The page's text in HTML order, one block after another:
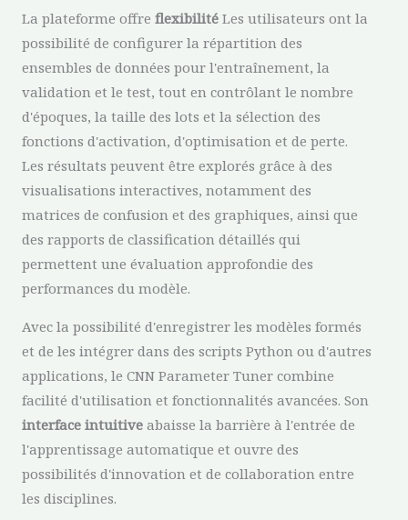
La plateforme offre flexibilité Les utilisateurs ont la
possibilité de configurer la répartition des
ensembles de données pour l'entraînement, la
validation et le test, tout en contrôlant le nombre
d'époques, la taille des lots et la sélection des
fonctions d'activation, d'optimisation et de perte.
Les résultats peuvent être explorés grâce à des
visualisations interactives, notamment des
matrices de confusion et des graphiques, ainsi que
des rapports de classification détaillés qui
permettent une évaluation approfondie des
performances du modèle.
Avec la possibilité d'enregistrer les modèles formés
et de les intégrer dans des scripts Python ou d'autres
applications, le CNN Parameter Tuner combine
facilité d'utilisation et fonctionnalités avancées. Son
interface intuitive abaisse la barrière à l'entrée de
l'apprentissage automatique et ouvre des
possibilités d'innovation et de collaboration entre
les disciplines.